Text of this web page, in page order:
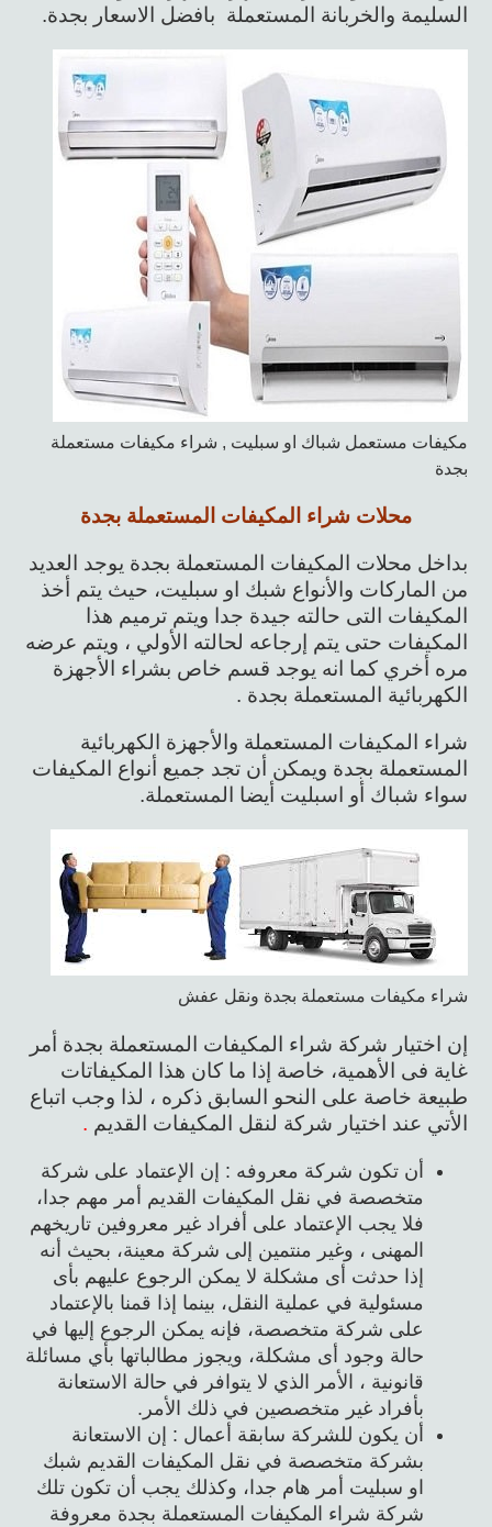
السليمة والخربانة المستعملة بافضل الاسعار بجدة.
مكيفات مستعمل شباك او سبليت , شراء مكيفات مستعملة
بجدة
محلات شراء المكيفات المستعملة بجدة
بداخل محلات المكيفات المستعملة بجدة يوجد العديد
من الماركات والأنواع شبك او سبليت، حيث يتم أخذ
المكيفات التى حالته جيدة جدا ويتم ترميم هذا
المكيفات حتى يتم إرجاعه لحالته الأولي ، ويتم عرضه
مره أخري كما انه يوجد قسم خاص بشراء الأجهزة
الكهربائية المستعملة بجدة .
شراء المكيفات المستعملة والأجهزة الكهربائية
المستعملة بجدة ويمكن أن تجد جميع أنواع المكيفات
سواء شباك أو اسبليت أيضا المستعملة.
شراء مكيفات مستعملة بجدة ونقل عفش
إن اختيار شركة شراء المكيفات المستعملة بجدة أمر
غاية فى الأهمية، خاصة إذا ما كان هذا المكيفاتات
طبيعة خاصة على النحو السابق ذكره ، لذا وجب اتباع
الأتي عند اختيار شركة لنقل المكيفات القديم .
أن تكون شركة معروفه : إن الإعتماد على شركة
متخصصة في نقل المكيفات القديم أمر مهم جدا،
فلا يجب الإعتماد على أفراد غير معروفين تاريخهم
المهنى ، وغير منتمين إلى شركة معينة، بحيث أنه
إذا حدثت أى مشكلة لا يمكن الرجوع عليهم بأى
مسئولية في عملية النقل، بينما إذا قمنا بالإعتماد
على شركة متخصصة، فإنه يمكن الرجوع إليها في
حالة وجود أى مشكلة، ويجوز مطالباتها بأي مسائلة
قانونية ، الأمر الذي لا يتوافر في حالة الاستعانة
بأفراد غير متخصصين في ذلك الأمر.
أن يكون للشركة سابقة أعمال : إن الاستعانة
بشركة متخصصة في نقل المكيفات القديم شبك
او سبليت أمر هام جدا، وكذلك يجب أن تكون تلك
شركة شراء المكيفات المستعملة بجدة معروفة